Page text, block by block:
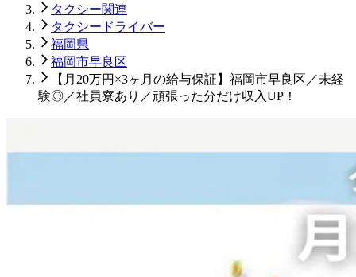
タクシー関連
タクシードライバー
福岡県
福岡市早良区
【月20万円×3ヶ月の給与保証】福岡市早良区／未経
験◎／社員寮あり／頑張った分だけ収入UP！